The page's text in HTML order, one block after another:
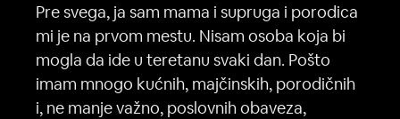
Pre svega, ja sam mama i supruga i porodica
mi je na prvom mestu. Nisam osoba koja bi
mogla da ide u teretanu svaki dan. Pošto
imam mnogo kućnih, majčinskih, porodičnih
i, ne manje važno, poslovnih obaveza,